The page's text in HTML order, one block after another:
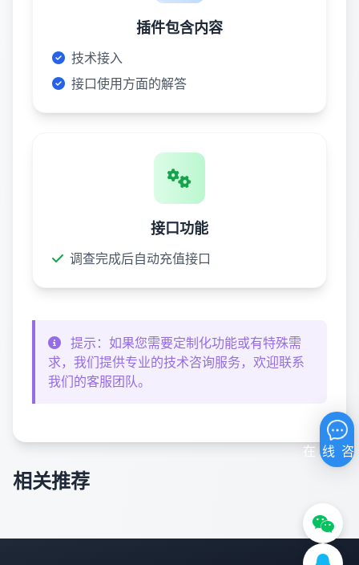
插件包含内容
技术接入
接口使用方面的解答
接口功能
调查完成后自动充值接口
提示：如果您需要定制化功能或有特殊需
求，我们提供专业的技术咨询服务，欢迎联系
我们的客服团队。
相关推荐